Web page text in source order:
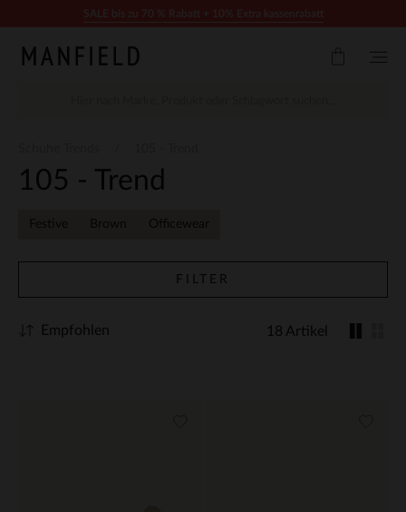
105 - Trend
Festive Brown Officewear
FILTER
18 Artikel
Empfohlen